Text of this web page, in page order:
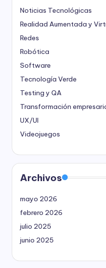
Noticias Tecnológicas
Realidad Aumentada y
Redes
Robótica
Software
Tecnología Verde
Testing y QA
Transformación
UX/UI
Videojuegos
Archivos
mayo 2026
febrero 2026
julio 2025
junio 2025